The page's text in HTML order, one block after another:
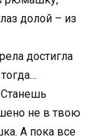
долой – из
достигла
не в твою
А пока все